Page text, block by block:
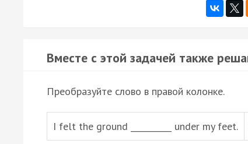
Вместе с этой задачей также
Преобразуйте слово в правой колонке.
I felt the ground __________ under my feet.